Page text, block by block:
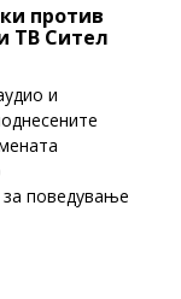
против
ТВ Сител
и
поведување